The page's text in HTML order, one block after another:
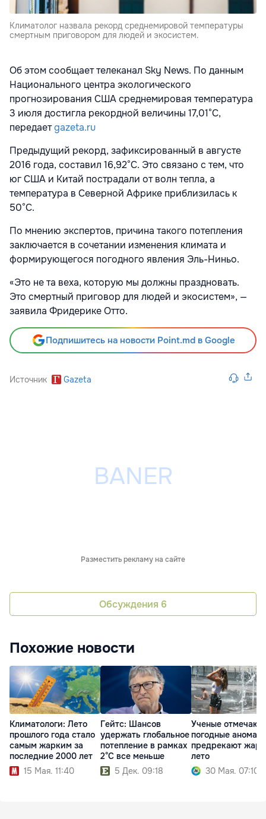
Климатолог назвала рекорд среднемировой температуры
смертным приговором для людей и экосистем.
Об этом сообщает телеканал Sky News. По данным
Национального центра экологического
прогнозирования США среднемировая температура
3 июля достигла рекордной величины 17,01°C,
передаетgazeta.ru
Предыдущий рекорд, зафиксированный в августе
2016 года, составил 16,92°C. Это связано с тем, что
юг США и Китай пострадали от волн тепла, а
температура в Северной Африке приблизилась к
50°C.
По мнению экспертов, причина такого потепления
заключается в сочетании изменения климата и
формирующегося погодного явления Эль-Ниньо.
«Это не та веха, которую мы должны праздновать.
Это смертный приговор для людей и экосистем», —
заявила Фридерике Отто.
Подпишитесь на новости Point.md в Google
Источник Gazeta
Разместить рекламу на сайте
Обсуждения 6
Похожие новости
Климатологи: Лето
прошлого года стало
самым жарким за
последние 2000 лет
15 Мая. 11:40
Гейтс: Шансов
удержать глобальное
потепление в рамках
2°C все меньше
5 Дек. 09:18
Ученые отмечают
погодные
предрекают
лето
30 Мая. 07:10